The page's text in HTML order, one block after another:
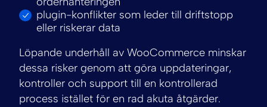
plugin-konflikter som leder till driftstopp
eller riskerar data
Löpande underhåll av WooCommerce minskar
dessa risker genom att göra uppdateringar,
kontroller och support till en kontrollerad
process istället för en rad akuta åtgärder.